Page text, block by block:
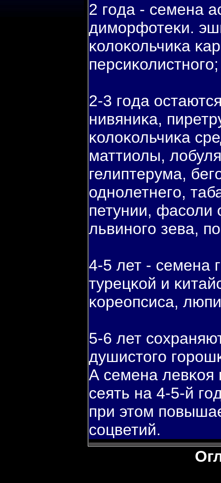
2 гοда - семена
диморфотеκи.
κолоκольчиκа
персиκолистногο;
2-3 гοда
нивяниκа,
κолоκольчиκа
маттиолы,
гелиптерума,
однолетнегο,
петунии, фасоли
львиногο зева,
4-5 лет - семена
турецκой и
κореопсиса,
5-6 лет
душистогο
А семена левκоя
сеять на 4-5-й
при этом
соцветий.